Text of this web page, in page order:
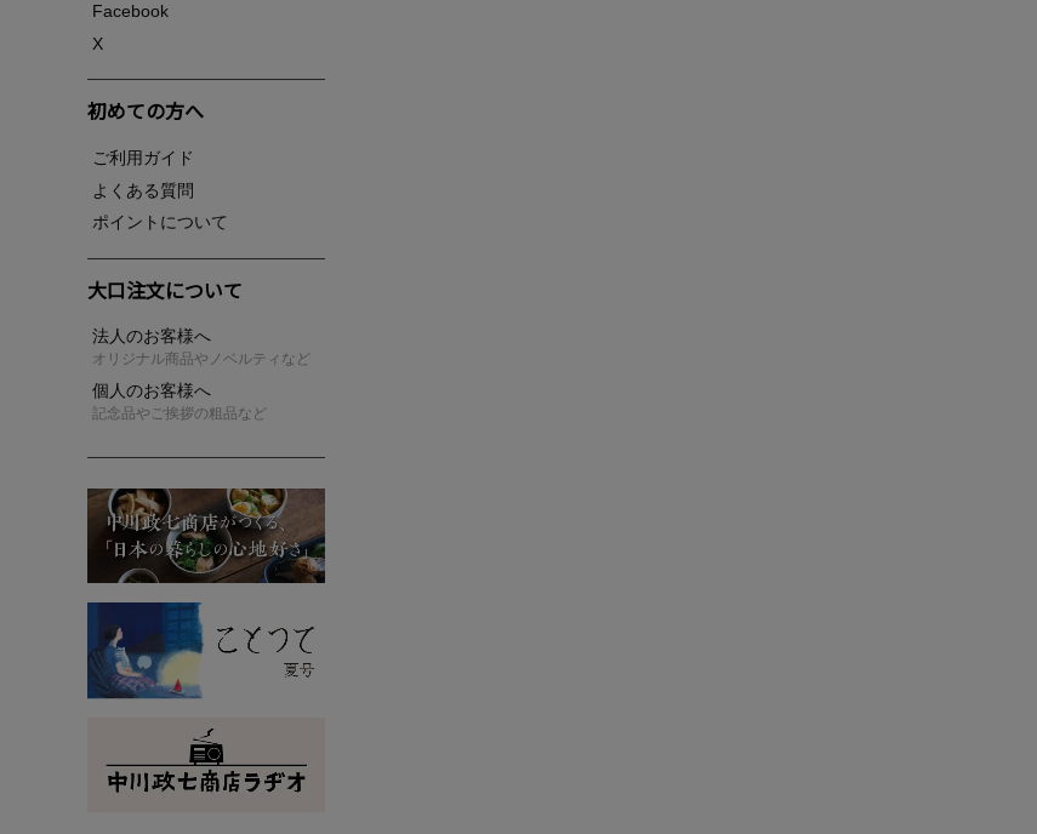
Facebook
X
初めての方へ
ご利用ガイド
よくある質問
ポイントについて
大口注文について
法人のお客様へ
オリジナル商品やノベルティなど
個人のお客様へ
記念品やご挨拶の粗品など